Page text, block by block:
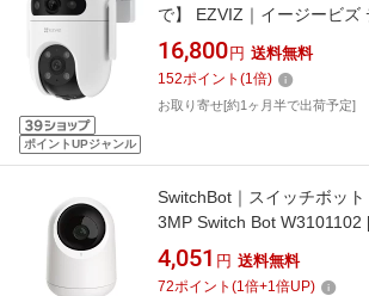
ポイントUPジャンル
で】 EZVIZ｜イージービズ
&チルトWi-Fiカメラ CS-H9C
16,800 円 送料無料
152ポイント (1倍)
お取り寄せ[約1ヶ月半で出荷予定]
SwitchBot｜スイッチボッ
3MP Switch Bot W3101102
4,051 円 送料無料
72ポイント (1倍+1倍UP)